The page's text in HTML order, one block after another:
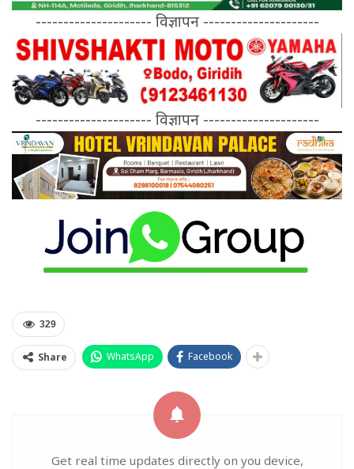
--------------------- विज्ञापन ---------------------
--------------------- विज्ञापन ---------------------
329
Share WhatsApp Facebook
Get real time updates directly on you device,